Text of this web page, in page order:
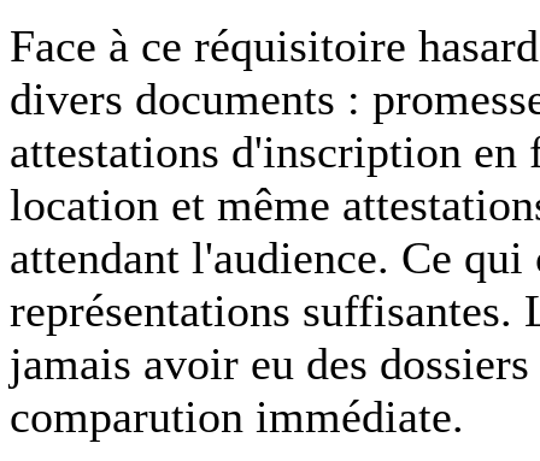
Face à ce réquisitoire
divers documents :
attestations d'inscription en
location et même
attendant l'audience. Ce
représentations suffisantes.
jamais avoir eu des
comparution immédiate.